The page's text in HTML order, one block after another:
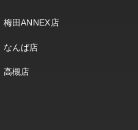
梅田ANNEX店
なんば店
高槻店